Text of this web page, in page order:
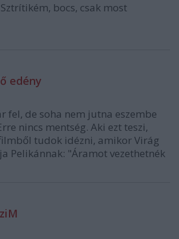
Sztrítikém, bocs, csak most
edény
fel, de soha nem jutna eszembe
nincs mentség. Aki ezt teszi,
tudok idézni, amikor Virág
Pelikánnak: "Áramot vezethetnék